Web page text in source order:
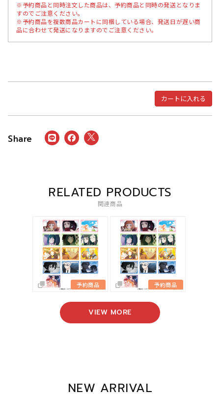
※予約商品と同時注文した商品は、予約商品と同時の発送となりま
すのでご注意ください。
※予約商品を複数商品カートに同梱している場合、発送日が遅い商
品に合わせて発送になりますのでご注意ください。
カートに入れる
RELATED PRODUCTS
関連商品
予約商品 予約商品
VIEW MORE
NEW ARRIVAL